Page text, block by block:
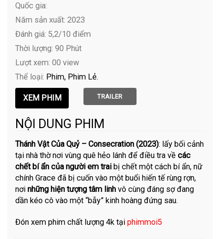
Quốc gia:
Năm sản xuất: 2023
Đánh giá: 5,2/10 điểm
Thời lượng: 90 Phút
Lượt xem: 00 view
Thể loại: Phim Phim Lẻ
TRAILER
NỘI DUNG PHIM
Thánh Vật Của Quỷ – Consecration (2023): lấy bối cảnh
tại nhà thờ nơi vùng quê hẻo lánh để điều tra vềcác
chết bí ẩn của người em trai bị chết một cách bí ẩn, nữ
chính Grace đã bị cuốn vào một buổi hiến tế rùng rợn,
nơinhững hiện tượng tâm linh vô cùng đáng sợ đang
dần kéo cô vào một “bẫy” kinh hoàng đứng sau.
Đón xem phim chất lượng 4k tạiphimmoi5